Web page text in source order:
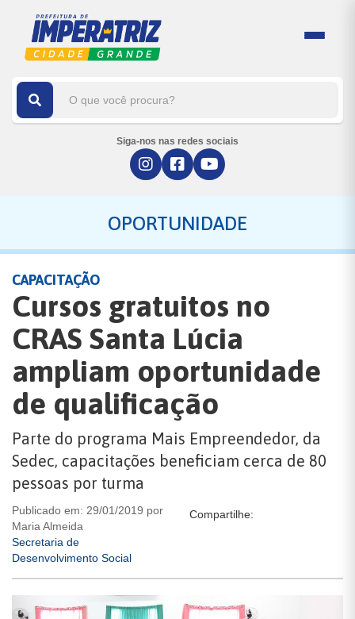
Siga-nos nas redes sociais
OPORTUNIDADE
CAPACITAÇÃO
Cursos gratuitos no
CRAS Santa Lúcia
ampliam oportunidade
de qualificação
Parte do programa Mais Empreendedor, da
Sedec, capacitações beneficiam cerca de 80
pessoas por turma
Publicado em: 29/01/2019 por
Maria Almeida
Secretaria de
Desenvolvimento Social
Compartilhe: